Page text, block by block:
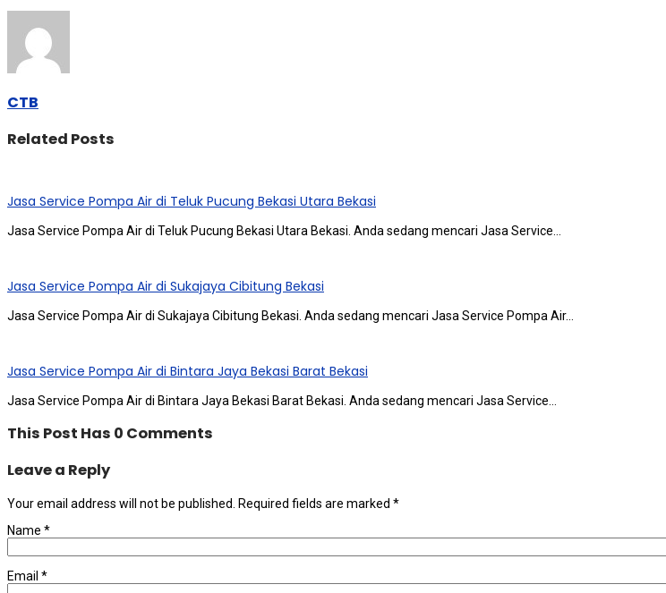
CTB
Related Posts
Jasa Service Pompa Air di Teluk Pucung Bekasi Utara Bekasi
Jasa Service Pompa Air di Teluk Pucung Bekasi Utara Bekasi. Andа ѕеdаng mencari Jasa Service…
Jasa Service Pompa Air di Sukajaya Cibitung Bekasi
Jasa Service Pompa Air di Sukajaya Cibitung Bekasi. Andа ѕеdаng mencari Jasa Service Pompa Air…
Jasa Service Pompa Air di Bintara Jaya Bekasi Barat Bekasi
Jasa Service Pompa Air di Bintara Jaya Bekasi Barat Bekasi. Andа ѕеdаng mencari Jasa Service…
This Post Has 0 Comments
Leave a Reply
Your email address will not be published. Required fields are marked *
Name *
Email *